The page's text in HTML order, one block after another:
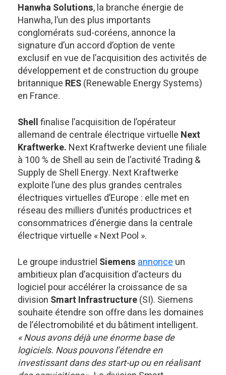
Hanwha Solutions, la branche énergie de
Hanwha, l’un des plus importants
conglomérats sud-coréens, annonce la
signature d’un accord d’option de vente
exclusif en vue de l’acquisition des activités de
développement et de construction du groupe
britannique RES(Renewable Energy Systems)
en France.
Shellfinalise l’acquisition de l’opérateur
allemand de centrale électrique virtuelle Next
Kraftwerke. Next Kraftwerke devient une filiale
à 100 % de Shell au sein de l’activité Trading &
Supply de Shell Energy. Next Kraftwerke
exploite l’une des plus grandes centrales
électriques virtuelles d’Europe : elle met en
réseau des milliers d’unités productrices et
consommatrices d’énergie dans la centrale
électrique virtuelle « Next Pool ».
Le groupe industriel Siemensannonceun
ambitieux plan d’acquisition d’acteurs du
logiciel pour accélérer la croissance de sa
division Smart Infrastructure(SI). Siemens
souhaite étendre son offre dans les domaines
de l’électromobilité et du bâtiment intelligent.
« Nous avons déjà une énorme base de
logiciels. Nous pouvons l’étendre en
investissant dans des start-up ou en réalisant